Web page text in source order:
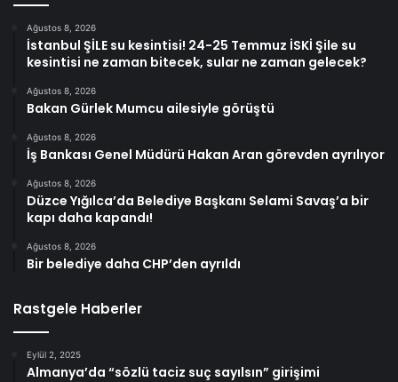
Ağustos 8, 2026
İstanbul ŞİLE su kesintisi! 24-25 Temmuz İSKİ Şile su
kesintisi ne zaman bitecek, sular ne zaman gelecek?
Ağustos 8, 2026
Bakan Gürlek Mumcu ailesiyle görüştü
Ağustos 8, 2026
İş Bankası Genel Müdürü Hakan Aran görevden ayrılıyor
Ağustos 8, 2026
Düzce Yığılca’da Belediye Başkanı Selami Savaş’a bir
kapı daha kapandı!
Ağustos 8, 2026
Bir belediye daha CHP’den ayrıldı
Rastgele Haberler
Eylül 2, 2025
Almanya’da “sözlü taciz suç sayılsın” girişimi